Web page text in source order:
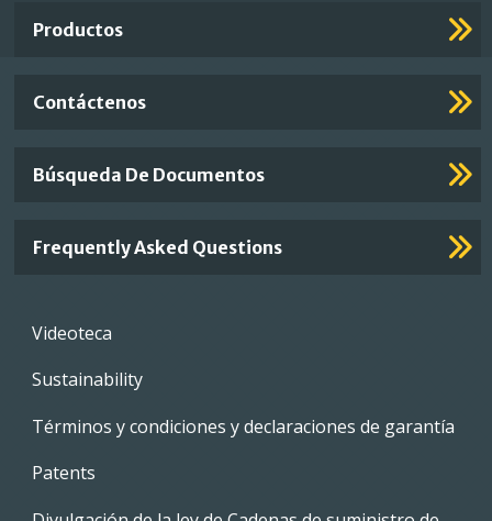
Productos
Contáctenos
Búsqueda De Documentos
Frequently Asked Questions
Footer
Videoteca
Sustainability
Términos y condiciones y declaraciones de garantía
Patents